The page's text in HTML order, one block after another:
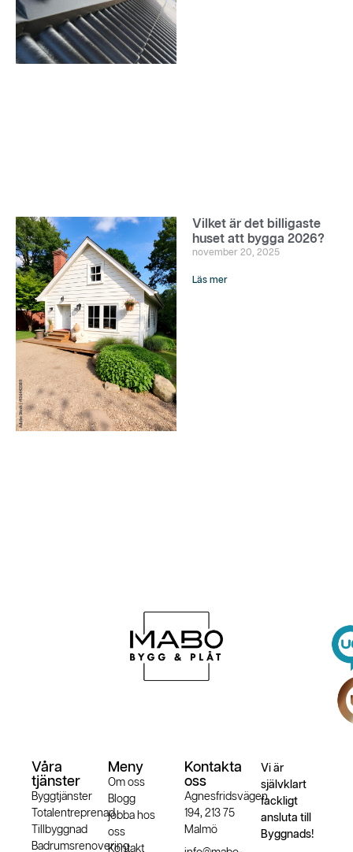
Vilket är det billigaste
huset att bygga 2026?
november 20, 2025
Läs mer
Våra
tjänster
Byggtjänster
Totalentreprenad
Tillbyggnad
Badrumsrenovering
Meny
Om oss
Blogg
jobba hos
oss
Kontakt
Kontakta
oss
Agnesfridsvägen
194, 213 75
Malmö
Vi är
självklart
fackligt
ansluta till
Byggnads!